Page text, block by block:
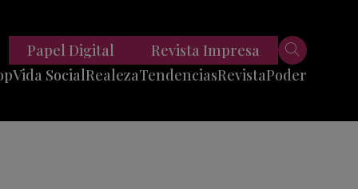
Vida SocialRealezaTendenciasRevistaPoder
Papel Digital Revista Impresa